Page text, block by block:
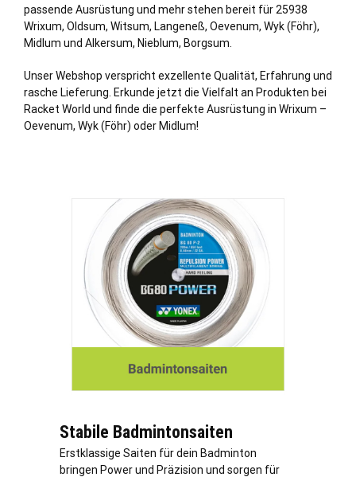
passende Ausrüstung und mehr stehen bereit für 25938
Wrixum, Oldsum, Witsum, Langeneß, Oevenum, Wyk (Föhr),
Midlum und Alkersum, Nieblum, Borgsum.
Unser Webshop verspricht exzellente Qualität, Erfahrung und
rasche Lieferung. Erkunde jetzt die Vielfalt an Produkten bei
Racket World und finde die perfekte Ausrüstung in Wrixum –
Oevenum, Wyk (Föhr) oder Midlum!
Stabile Badmintonsaiten
Erstklassige Saiten für dein Badminton
bringen Power und Präzision und sorgen für